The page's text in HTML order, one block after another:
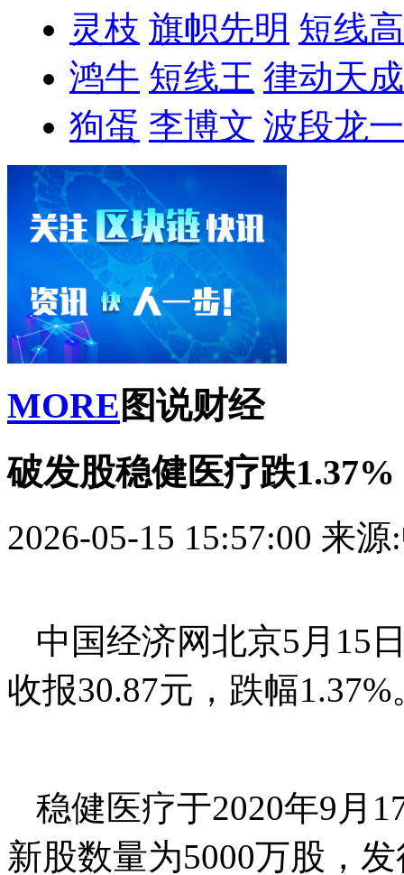
灵枝 旗帜先明 短线
鸿牛 短线王 律动天成
狗蛋 李博文 波段龙一
MORE 图说财经
破发股稳健医疗跌
2026-05-15 15:57:00 来源
中国经济网北京5月15
收报30.87元，跌幅
稳健医疗于2020年9月
新股数量为5000万股，